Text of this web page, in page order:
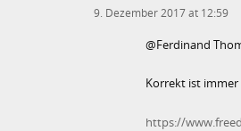
9. Dezember 2017 at 12:59
@Ferdinand
Korrekt ist
https://